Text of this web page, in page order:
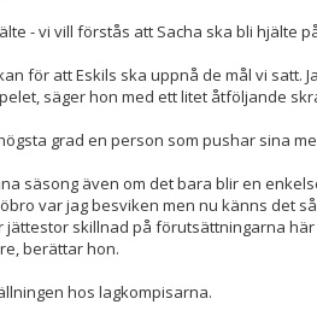
- vi vill förstås att Sacha ska bli hjälte
för att Eskils ska uppnå de mål vi satt.
säger hon med ett litet åtföljande
grad en person som pushar sina
säsong även om det bara blir en
var jag besviken men nu känns det så
jättestor skillnad på förutsättningarna här
berättar hon.
hos lagkompisarna.